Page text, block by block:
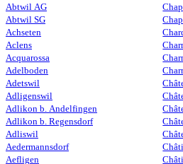
Abtwil AG
Abtwil SG
Achseten
Aclens
Acquarossa
Adelboden
Adetswil
Adligenswil
Adlikon b. Andelfingen
Adlikon b. Regensdorf
Adliswil
Aedermannsdorf
Aefligen